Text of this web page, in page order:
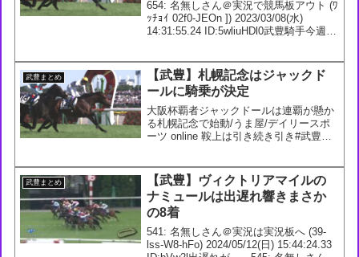
654: 名無しさん＠実況で競馬板アウト (ﾜ
ｯﾁｮｲ 02f0-JEOn ]) 2023/03/08(水)
14:31:55.24 ID:5wliuHDl0武豊騎手今週の
武豊まとめ
【武豊】札幌記念はジャックド
ールに騎乗が決定
大阪杯覇者ジャックドールは連覇が懸か
る札幌記念で始動/うま屋/デイリースポ
ーツ online 鞍上は引き続き引き#武豊騎
イリースポーツ競馬担当）
(@Umaya_D...
武豊まとめ
【武豊】ヴィクトリアマイルの
ナミュールは出遅れ響きまさか
の8着
541: 名無しさん＠実況は実況板へ (39-
lss-W8-hFo) 2024/05/12(日) 15:44:24.33